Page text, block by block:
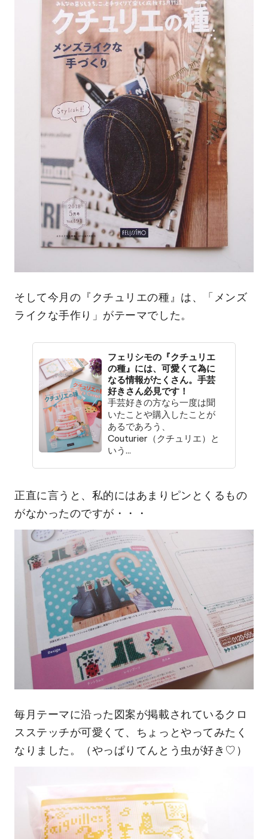
そして今月の『クチュリエの種』は、「メンズ
ライクな手作り」がテーマでした。
フェリシモの『クチュリエ
の種』には、可愛くて為に
なる情報がたくさん。手芸
好きさん必見です！
手芸好きの方なら一度は聞
いたことや購入したことが
あるであろう、
Couturier（クチュリエ）と
いう...
正直に言うと、私的にはあまりピンとくるもの
がなかったのですが・・・
毎月テーマに沿った図案が掲載されているクロ
スステッチが可愛くて、ちょっとやってみたく
なりました。（やっぱりてんとう虫が好き♡）